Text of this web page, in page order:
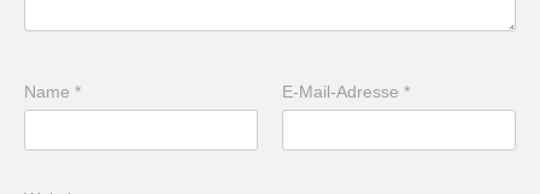
Name * E-Mail-Adresse*